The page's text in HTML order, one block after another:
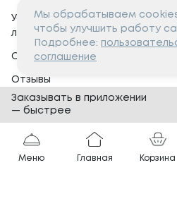
Условия программы
лояльности
Сертификаты
Отзывы
Банкеты
Вопросы и ответы
Меню Главная Корзина
Мы обрабатываем
чтобы улучшить работу
Подробнее:
соглашение
Заказывать в приложении
— быстрее